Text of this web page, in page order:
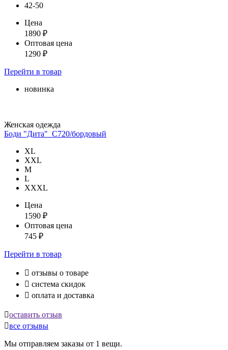
42-50
Цена
1890 ₽
Оптовая цена
1290 ₽
Перейти в товар
новинка
Женская одежда
Боди "Дита"_С720/бордовый
XL
XXL
М
L
XXXL
Цена
1590 ₽
Оптовая цена
745 ₽
Перейти в товар
 отзывы о товаре
 система скидок
 оплата и доставка
оставить отзыв
все отзывы
Мы отправляем заказы от 1 вещи.